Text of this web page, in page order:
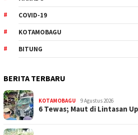
COVID-19
KOTAMOBAGU
BITUNG
BERITA TERBARU
KOTAMOBAGU 9 Agustus 2026
6 Tewas; Maut di Lintasan